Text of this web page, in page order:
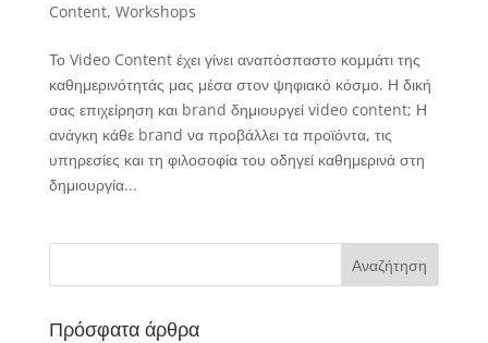
Content, Workshops
Το Video Content έχει γίνει αναπόσπαστο κομμάτι της
καθημερινότητάς μας μέσα στον ψηφιακό κόσμο. Η δική
σας επιχείρηση και brand δημιουργεί video content; Η
ανάγκη κάθε brand να προβάλλει τα προϊόντα, τις
υπηρεσίες και τη φιλοσοφία του οδηγεί καθημερινά στη
δημιουργία...
Πρόσφατα άρθρα